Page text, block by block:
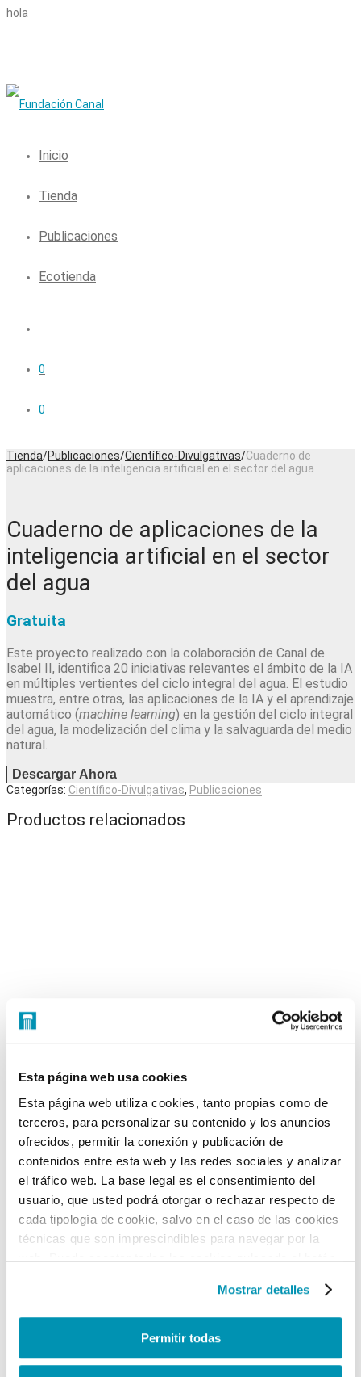
Esta página web usa cookies
Esta página web utiliza cookies, tanto propias como de
terceros, para personalizar su contenido y los anuncios
ofrecidos, permitir la conexión y publicación de
contenidos entre esta web y las redes sociales y analizar
el tráfico web. La base legal es el consentimiento del
usuario, que usted podrá otorgar o rechazar respecto de
cada tipología de cookie, salvo en el caso de las cookies
técnicas que son imprescindibles para navegar por la
web. Puede aceptar todas las cookies pulsando el botón
cookies”. También podrá consultar la finalidad para la que
se utiliza cada tipo de cookie y configurar sus
preferencias clicando en “Personalizar” o en “Mostrar
detalles”. El titular de la web, responsable del
Mostrar detalles
Permitir todas
hola
Inicio
Tienda
Publicaciones
Ecotienda
0
0
Tienda/Publicaciones/Científico-Divulgativas/Cuaderno de
aplicaciones de la inteligencia artificial en el sector del agua
Cuaderno de aplicaciones de la
inteligencia artificial en el sector
del agua
Gratuita
Este proyecto realizado con la colaboración de Canal de
Isabel II, identifica 20 iniciativas relevantes el ámbito de la IA
en múltiples vertientes del ciclo integral del agua. El estudio
muestra, entre otras, las aplicaciones de la IA y el aprendizaje
automático (machine learning) en la gestión del ciclo integral
del agua, la modelización del clima y la salvaguarda del medio
natural.
Descargar Ahora
Categorías: Científico-Divulgativas, Publicaciones
Productos relacionados
El Nexo. Agua-tierra-energía en España
Gratuita
Mostrar más